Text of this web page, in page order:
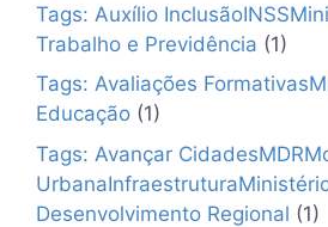
Tags: Auxílio
Trabalho e Previdência (1)
Tags: Avaliações
Educação (1)
Tags: Avançar
Desenvolvimento Regional (1)